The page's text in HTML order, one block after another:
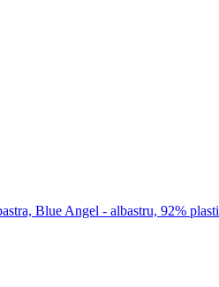
Blue Angel - albastru, 92%